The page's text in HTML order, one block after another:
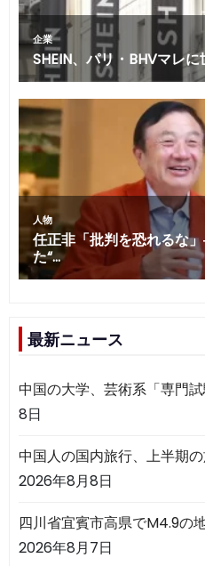
最新ニュース
中国の大学、芸術系「専門
8日
中国人の国内旅行、上半期
2026年8月8日
四川省宜賓市高県でM4.9の
2026年8月7日